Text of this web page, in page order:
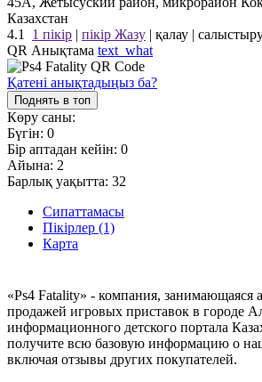
Казахстан
4.1
1 пікір | пікір Жазу | қалау |
QR Анықтама text_what
Қатені анықтадыңыз ба?
Поднять в топ
Көру саны:
Бүгін: 0
Бір аптадан кейін: 0
Айына: 2
Барлық уақытта: 32
Сипаттамасы
Пікірлер (1)
Карта
«Ps4 Fatality» - компания, занимающаяся
продажей игровых приставок в городе
информационного детского портала
получите всю базовую информацию о
включая отзывы других покупателей.